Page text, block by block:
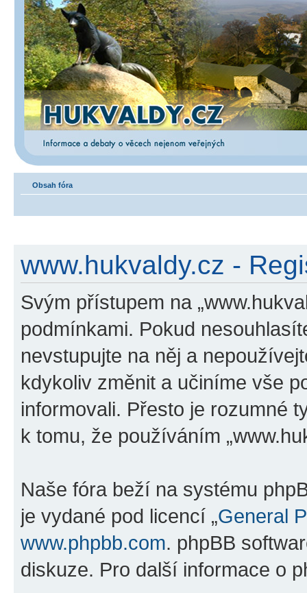
Obsah fóra
www.hukvaldy.cz -
Svým přístupem na
podmínkami. Pokud
nevstupujte na něj a
kdykoliv změnit a učiníme vše
informovali. Přesto je rozumné
k tomu, že používáním
Naše fóra beží na systému
je vydané pod licencí „General
www.phpbb.com. phpBB
diskuze. Pro další informace o